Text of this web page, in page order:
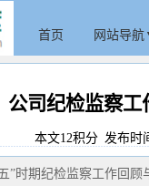
首页 网站导
公司纪检监察工
本文12积分 发布时
”时期纪检监察工作回